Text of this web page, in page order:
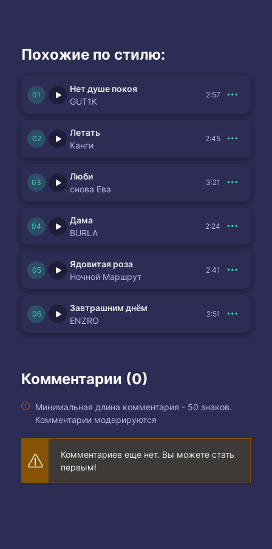
Похожие по стилю:
Нет душе покоя
GUT1K
2:57
Летать
Канги
2:45
Люби
снова Ева
3:21
Дама
BURLA
2:24
Ядовитая роза
Ночной Маршрут
2:41
Завтрашним днём
ENZRO
2:51
Комментарии (0)
Минимальная длина комментария - 50 знаков.
Комментарии модерируются
Комментариев еще нет. Вы можете стать
первым!